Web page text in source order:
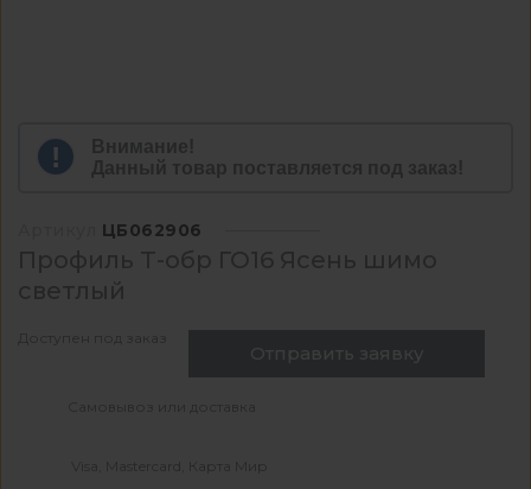
Внимание!
Данный товар поставляется под заказ!
ЦБ062906
Профиль Т-обр ГО16 Ясень шимо
светлый
Доступен под заказ
Отправить заявку
Самовывоз или доставка
Visa, Mastercard, Карта Мир